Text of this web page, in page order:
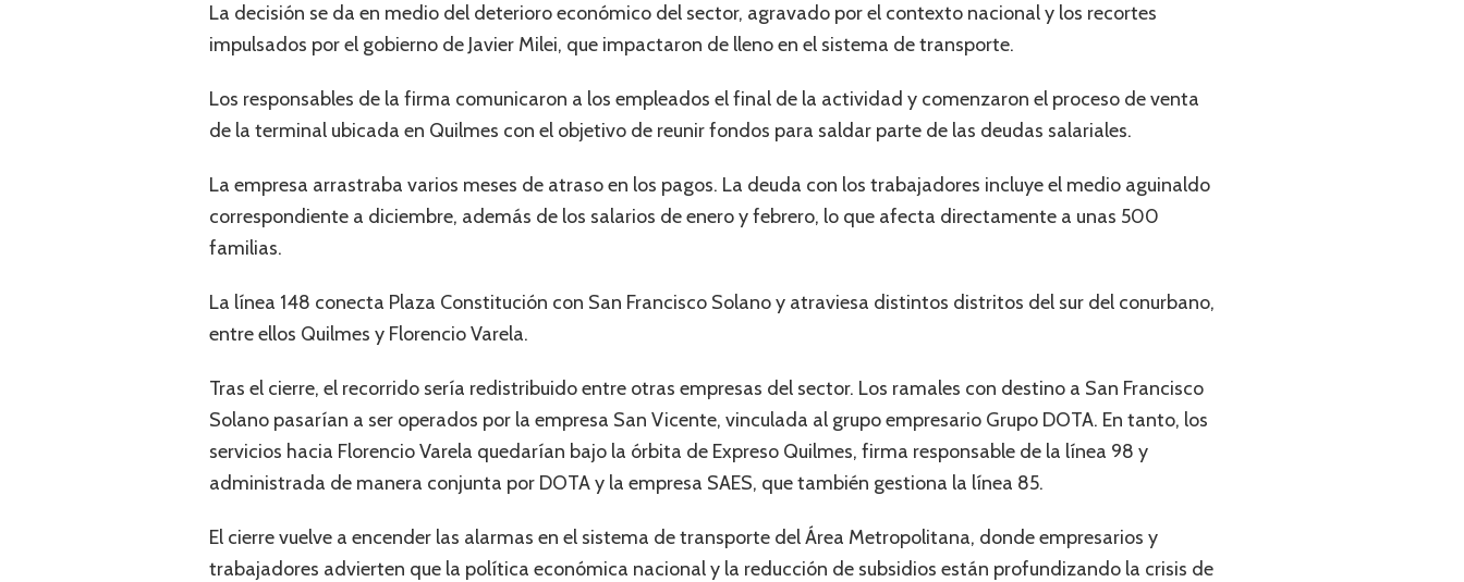
La decisión se da en medio del deterioro económico del sector, agravado por el contexto nacional y los recortes
impulsados por el gobierno de Javier Milei, que impactaron de lleno en el sistema de transporte.
Los responsables de la firma comunicaron a los empleados el final de la actividad y comenzaron el proceso de venta
de la terminal ubicada en Quilmes con el objetivo de reunir fondos para saldar parte de las deudas salariales.
La empresa arrastraba varios meses de atraso en los pagos. La deuda con los trabajadores incluye el medio aguinaldo
correspondiente a diciembre, además de los salarios de enero y febrero, lo que afecta directamente a unas 500
familias.
La línea 148 conecta Plaza Constitución con San Francisco Solano y atraviesa distintos distritos del sur del conurbano,
entre ellos Quilmes y Florencio Varela.
Tras el cierre, el recorrido sería redistribuido entre otras empresas del sector. Los ramales con destino a San Francisco
Solano pasarían a ser operados por la empresa San Vicente, vinculada al grupo empresario Grupo DOTA. En tanto, los
servicios hacia Florencio Varela quedarían bajo la órbita de Expreso Quilmes, firma responsable de la línea 98 y
administrada de manera conjunta por DOTA y la empresa SAES, que también gestiona la línea 85.
El cierre vuelve a encender las alarmas en el sistema de transporte del Área Metropolitana, donde empresarios y
trabajadores advierten que la política económica nacional y la reducción de subsidios están profundizando la crisis de